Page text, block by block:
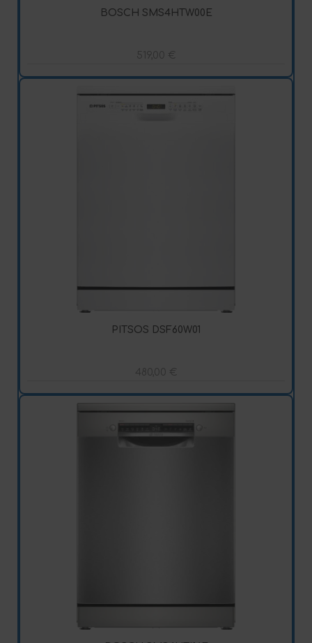
BOSCH SMS4HTW00E
519,00 €
PITSOS DSF60W01
480,00 €